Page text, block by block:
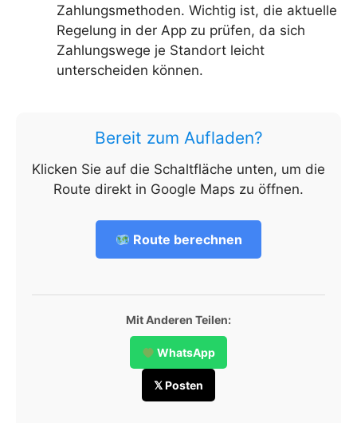
Zahlungsmethoden. Wichtig ist, die aktuelle
Regelung in der App zu prüfen, da sich
Zahlungswege je Standort leicht
unterscheiden können.
Bereit zum Aufladen?
Klicken Sie auf die Schaltfläche unten, um die
Route direkt in Google Maps zu öffnen.
Route berechnen
Mit Anderen Teilen:
WhatsApp
𝕏 Posten